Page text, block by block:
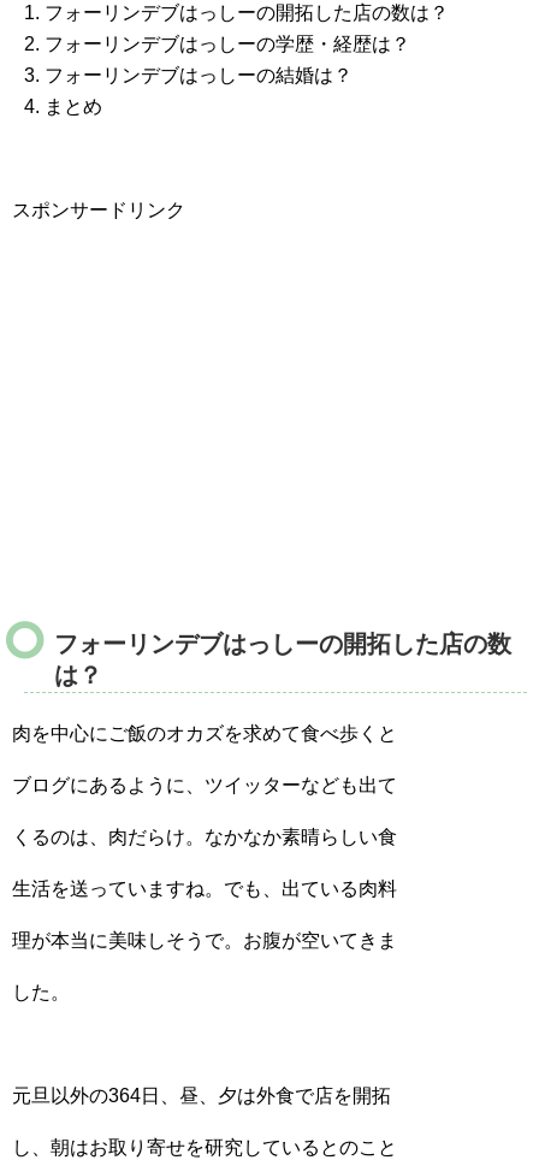
フォーリンデブはっしーの開拓した店の数は？
フォーリンデブはっしーの学歴・経歴は？
フォーリンデブはっしーの結婚は？
まとめ
スポンサードリンク
フォーリンデブはっしーの開拓した店の数
は？
肉を中心にご飯のオカズを求めて食べ歩くと
ブログにあるように、ツイッターなども出て
くるのは、肉だらけ。なかなか素晴らしい食
生活を送っていますね。でも、出ている肉料
理が本当に美味しそうで。お腹が空いてきま
した。
元旦以外の364日、昼、夕は外食で店を開拓
し、朝はお取り寄せを研究しているとのこと